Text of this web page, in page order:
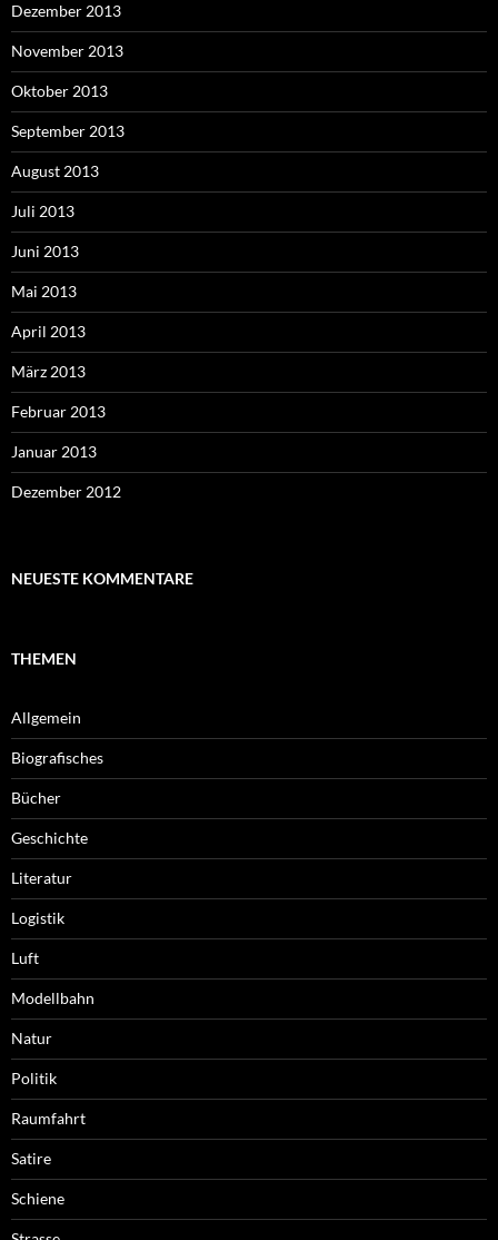
Dezember 2013
November 2013
Oktober 2013
September 2013
August 2013
Juli 2013
Juni 2013
Mai 2013
April 2013
März 2013
Februar 2013
Januar 2013
Dezember 2012
NEUESTE KOMMENTARE
THEMEN
Allgemein
Biografisches
Bücher
Geschichte
Literatur
Logistik
Luft
Modellbahn
Natur
Politik
Raumfahrt
Satire
Schiene